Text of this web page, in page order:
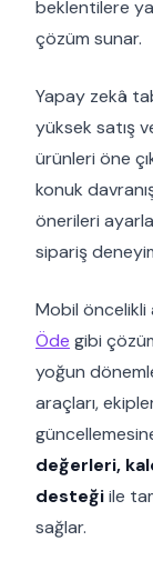
beklentilere
çözüm sunar.
Yapay zekâ
yüksek satış
ürünleri öne
konuk
önerileri
sipariş
Mobil öncelikli
Öde gibi
yoğun
araçları,
değerleri,
desteğiile
sağlar.